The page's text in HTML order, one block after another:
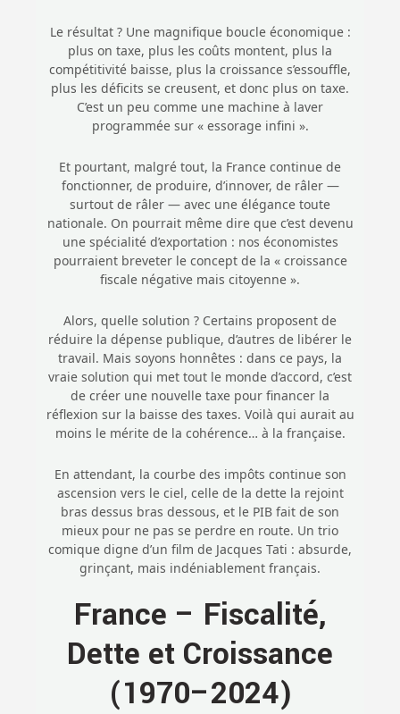
Le résultat ? Une magnifique boucle économique :
plus on taxe, plus les coûts montent, plus la
compétitivité baisse, plus la croissance s’essouffle,
plus les déficits se creusent, et donc plus on taxe.
C’est un peu comme une machine à laver
programmée sur « essorage infini ».
Et pourtant, malgré tout, la France continue de
fonctionner, de produire, d’innover, de râler —
surtout de râler — avec une élégance toute
nationale. On pourrait même dire que c’est devenu
une spécialité d’exportation : nos économistes
pourraient breveter le concept de la « croissance
fiscale négative mais citoyenne ».
Alors, quelle solution ? Certains proposent de
réduire la dépense publique, d’autres de libérer le
travail. Mais soyons honnêtes : dans ce pays, la
vraie solution qui met tout le monde d’accord, c’est
de créer une nouvelle taxe pour financer la
réflexion sur la baisse des taxes. Voilà qui aurait au
moins le mérite de la cohérence… à la française.
En attendant, la courbe des impôts continue son
ascension vers le ciel, celle de la dette la rejoint
bras dessus bras dessous, et le PIB fait de son
mieux pour ne pas se perdre en route. Un trio
comique digne d’un film de Jacques Tati : absurde,
grinçant, mais indéniablement français.
France – Fiscalité,
Dette et Croissance
(1970–2024)